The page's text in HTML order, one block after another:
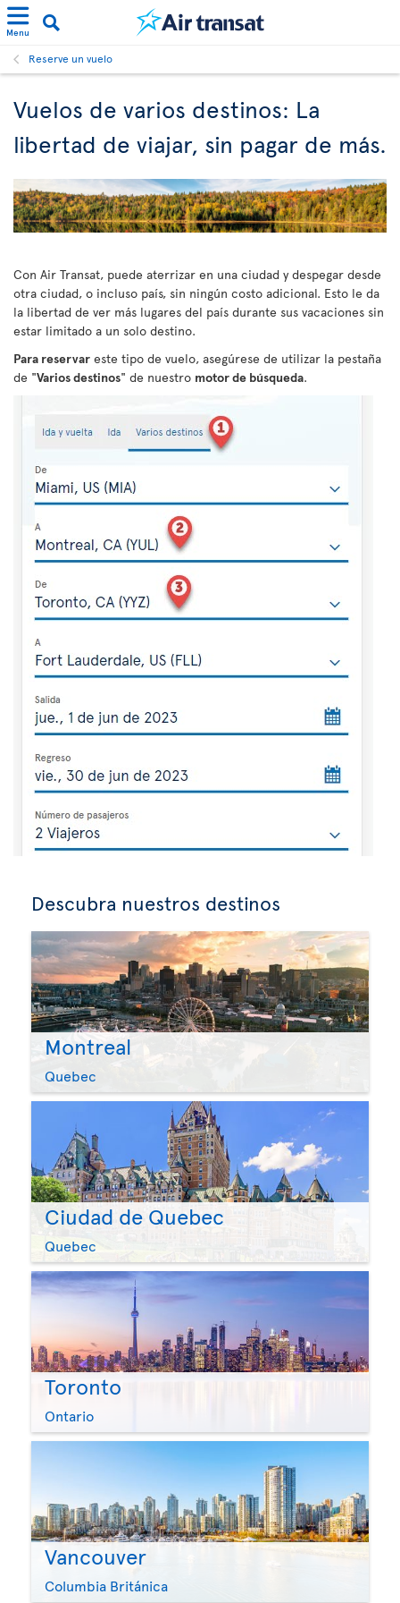
Menu
Reserve un vuelo
Vuelos de varios destinos: La
libertad de viajar, sin pagar de más.
Con Air Transat, puede aterrizar en una ciudad y despegar desde
otra ciudad, o incluso país, sin ningún costo adicional. Esto le da
la libertad de ver más lugares del país durante sus vacaciones sin
estar limitado a un solo destino.
Para reservar este tipo de vuelo, asegúrese de utilizar la pestaña
de "Varios destinos" de nuestro motor de búsqueda.
Descubra nuestros destinos
Montreal
Quebec
Ciudad de Quebec
Quebec
Toronto
Ontario
Vancouver
Columbia Británica